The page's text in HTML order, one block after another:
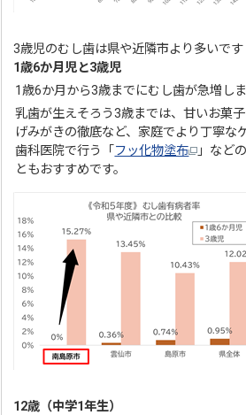
3歳児のむし歯は県や近隣市より多いです
1歳6か月児と3歳児
1歳6か月から3歳までにむし歯が急増しま
乳歯が生えそろう3歳までは、甘いお菓
げみがきの徹底など、家庭でより丁寧な
歯科医院で行う「 フッ化物塗布
」など
ともおすすめです。
12歳（中学1年生）